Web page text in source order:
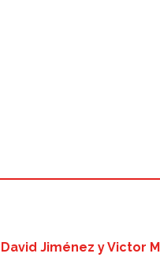
David Jiménez y Victor